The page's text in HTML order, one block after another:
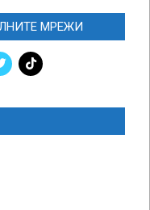
МРЕЖИ